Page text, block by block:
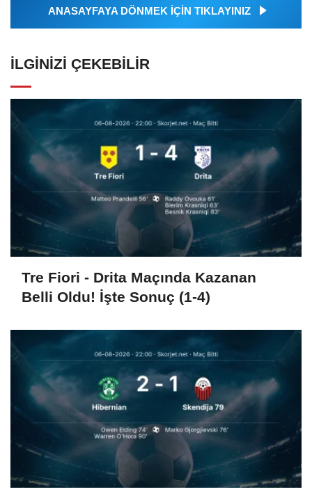
ANASAYFAYA DÖNMEK İÇİN TIKLAYINIZ
İLGINIZI ÇEKEBILIR
Tre Fiori - Drita Maçında Kazanan
Belli Oldu! İşte Sonuç (1-4)